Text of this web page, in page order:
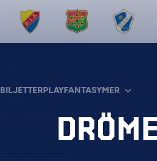
BILJETTERPLAYFANTASYMER